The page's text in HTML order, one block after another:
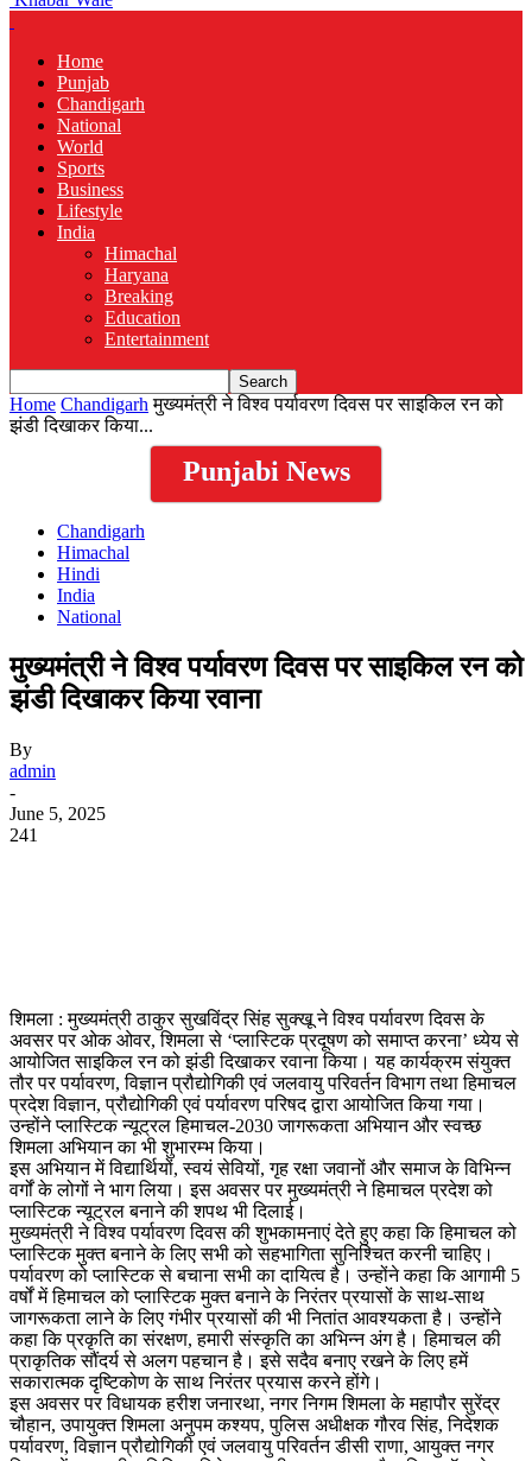
Home
Punjab
Chandigarh
National
World
Sports
Business
Lifestyle
India
Himachal
Haryana
Breaking
Education
Entertainment
Home Chandigarh मुख्यमंत्री ने विश्व पर्यावरण दिवस पर साइकिल रन को
झंडी दिखाकर किया...
Punjabi News
Chandigarh
Himachal
Hindi
India
National
मुख्यमंत्री ने विश्व पर्यावरण दिवस पर साइकिल रन को
झंडी दिखाकर किया रवाना
By
admin
-
June 5, 2025
241
शिमला : मुख्यमंत्री ठाकुर सुखविंद्र सिंह सुक्खू ने विश्व पर्यावरण दिवस के
अवसर पर ओक ओवर, शिमला से ‘प्लास्टिक प्रदूषण को समाप्त करना’ ध्येय से
आयोजित साइकिल रन को झंडी दिखाकर रवाना किया। यह कार्यक्रम संयुक्त
तौर पर पर्यावरण, विज्ञान प्रौद्योगिकी एवं जलवायु परिवर्तन विभाग तथा हिमाचल
प्रदेश विज्ञान, प्रौद्योगिकी एवं पर्यावरण परिषद द्वारा आयोजित किया गया।
उन्होंने प्लास्टिक न्यूट्रल हिमाचल-2030 जागरूकता अभियान और स्वच्छ
शिमला अभियान का भी शुभारम्भ किया।
इस अभियान में विद्यार्थियों, स्वयं सेवियों, गृह रक्षा जवानों और समाज के विभिन्न
वर्गों के लोगों ने भाग लिया। इस अवसर पर मुख्यमंत्री ने हिमाचल प्रदेश को
प्लास्टिक न्यूट्रल बनाने की शपथ भी दिलाई।
मुख्यमंत्री ने विश्व पर्यावरण दिवस की शुभकामनाएं देते हुए कहा कि हिमाचल को
प्लास्टिक मुक्त बनाने के लिए सभी को सहभागिता सुनिश्चित करनी चाहिए।
पर्यावरण को प्लास्टिक से बचाना सभी का दायित्व है। उन्होंने कहा कि आगामी 5
वर्षों में हिमाचल को प्लास्टिक मुक्त बनाने के निरंतर प्रयासों के साथ-साथ
जागरूकता लाने के लिए गंभीर प्रयासों की भी नितांत आवश्यकता है। उन्होंने
कहा कि प्रकृति का संरक्षण, हमारी संस्कृति का अभिन्न अंग है। हिमाचल की
प्राकृतिक सौंदर्य से अलग पहचान है। इसे सदैव बनाए रखने के लिए हमें
सकारात्मक दृष्टिकोण के साथ निरंतर प्रयास करने होंगे।
इस अवसर पर विधायक हरीश जनारथा, नगर निगम शिमला के महापौर सुरेंद्र
चौहान, उपायुक्त शिमला अनुपम कश्यप, पुलिस अधीक्षक गौरव सिंह, निदेशक
पर्यावरण, विज्ञान प्रौद्योगिकी एवं जलवायु परिवर्तन डीसी राणा, आयुक्त नगर